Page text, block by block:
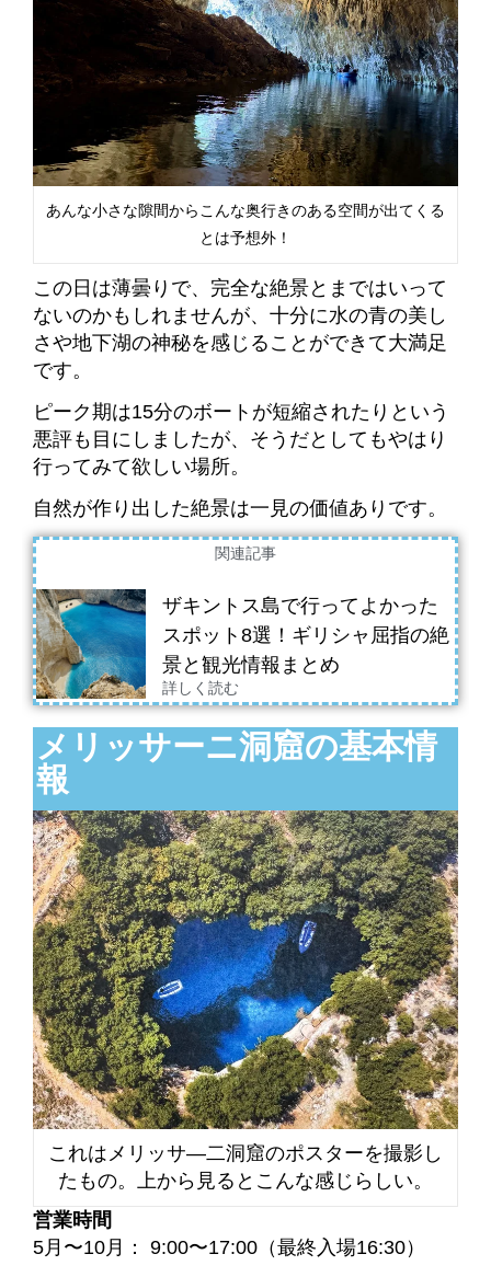
あんな小さな隙間からこんな奥行きのある空間が出てくる
とは予想外！
この日は薄曇りで、完全な絶景とまではいって
ないのかもしれませんが、十分に水の青の美し
さや地下湖の神秘を感じることができて大満足
です。
ピーク期は15分のボートが短縮されたりという
悪評も目にしましたが、そうだとしてもやはり
行ってみて欲しい場所。
自然が作り出した絶景は一見の価値ありです。
関連記事
ザキントス島で行ってよかった
スポット8選！ギリシャ屈指の絶
景と観光情報まとめ
詳しく読む
メリッサーニ洞窟の基本情
報
これはメリッサ―二洞窟のポスターを撮影し
たもの。上から見るとこんな感じらしい。
営業時間
5月〜10月： 9:00〜17:00（最終入場16:30）